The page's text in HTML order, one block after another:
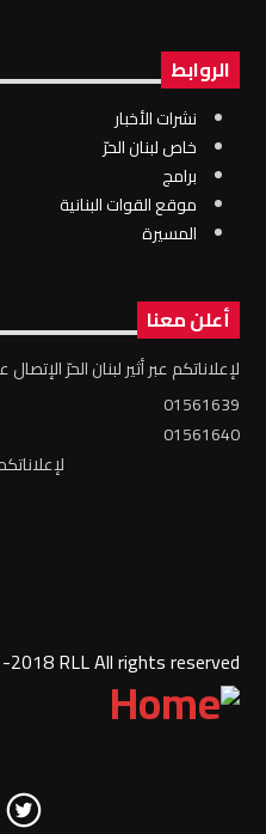
الروابط
نشرات الأخبار
خاص لبنان الحرّ
برامج
موقع القوات البنانية
المسيرة
أعلن معنا
لإعلاناتكم عبر أثير لبنان الحرّ
01561639
01561640
لإعلاناتكم
2018 RLL All rights reserved